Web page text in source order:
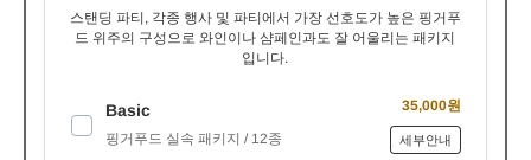
스탠딩 파티, 각종 행사 및 파티에서 가장 선호도가 높은 핑거푸
드 위주의 구성으로 와인이나 샴페인과도 잘 어울리는 패키지
입니다.
Basic
핑거푸드 실속 패키지 / 12종
35,000원
세부안내